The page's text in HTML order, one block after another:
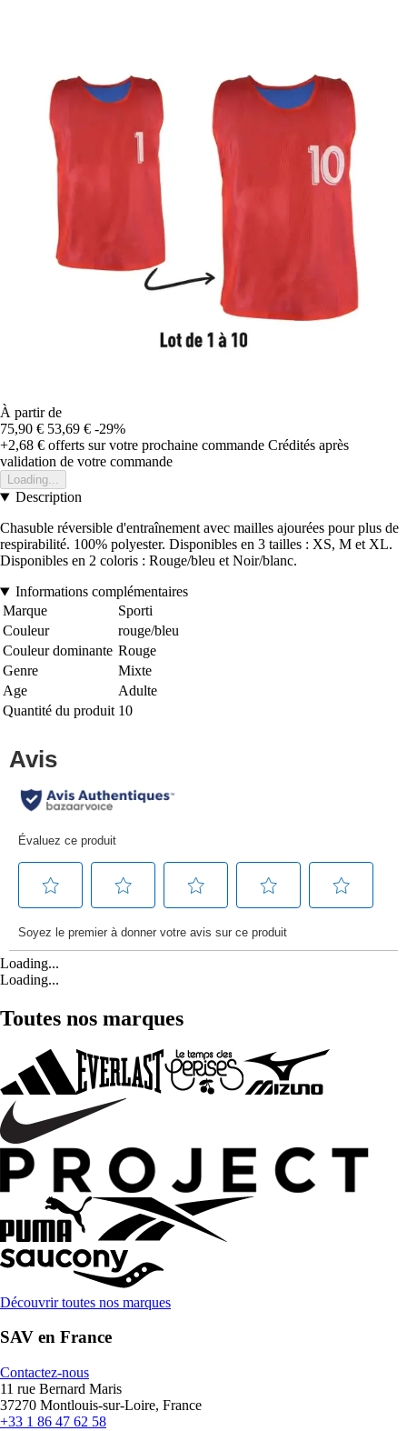
À partir de
75,90 € 53,69 € -29%
+2,68 € offerts sur votre prochaine commande Crédités après
validation de votre commande
Loading...
Description
Chasuble réversible d'entraînement avec mailles ajourées pour plus de
respirabilité. 100% polyester. Disponibles en 3 tailles : XS, M et XL.
Disponibles en 2 coloris : Rouge/bleu et Noir/blanc.
Informations complémentaires
Marque
Sporti
Couleur
rouge/bleu
Couleur dominante Rouge
Genre
Mixte
Age
Adulte
Quantité du produit 10
Loading...
Loading...
Toutes nos marques
Découvrir toutes nos marques
SAV en France
Contactez-nous
11 rue Bernard Maris
37270 Montlouis-sur-Loire, France
+33 1 86 47 62 58